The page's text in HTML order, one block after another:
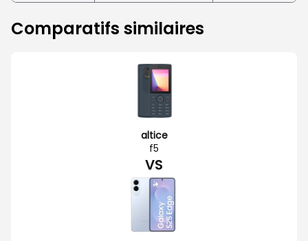
Comparatifs similaires
altice
f5
VS